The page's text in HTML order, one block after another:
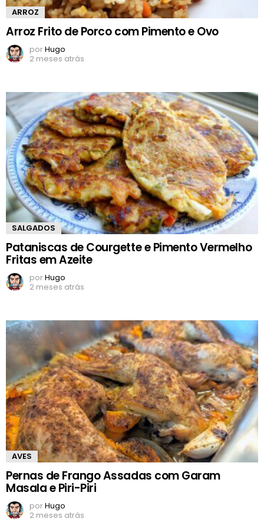
ARROZ
Arroz Frito de Porco com Pimento e Ovo
porHugo
2 meses atrás
SALGADOS
Pataniscas de Courgette e Pimento Vermelho
Fritas em Azeite
porHugo
2 meses atrás
AVES
Pernas de Frango Assadas com Garam
Masala e Piri-Piri
porHugo
2 meses atrás